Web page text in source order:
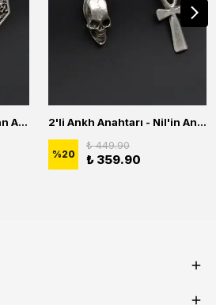
2'li Anime Attack On Titan Acrylic Maria Anime Naruto Erkek Kadın Kolye Seti 2'li Ankh Anahtarı - Nil'in Anahtarı - Kuru Kafa Erkek Kadın Kolye Seti
%20
₺ 449.90
₺ 359.90